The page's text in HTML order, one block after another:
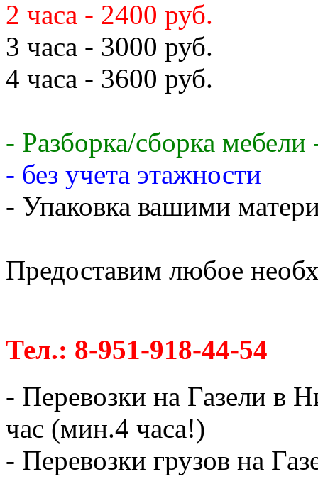
2 часа - 2400 руб.
3 часа - 3000 руб.
4 часа - 3600 руб.
- Разборка/сборка мебели
- без учета этажности
- Упаковка вашими
Предоставим любое
Тел.: 8-951-918-44-54
- Перевозки на Газели в
час (мин.4 часа!)
- Перевозки грузов на